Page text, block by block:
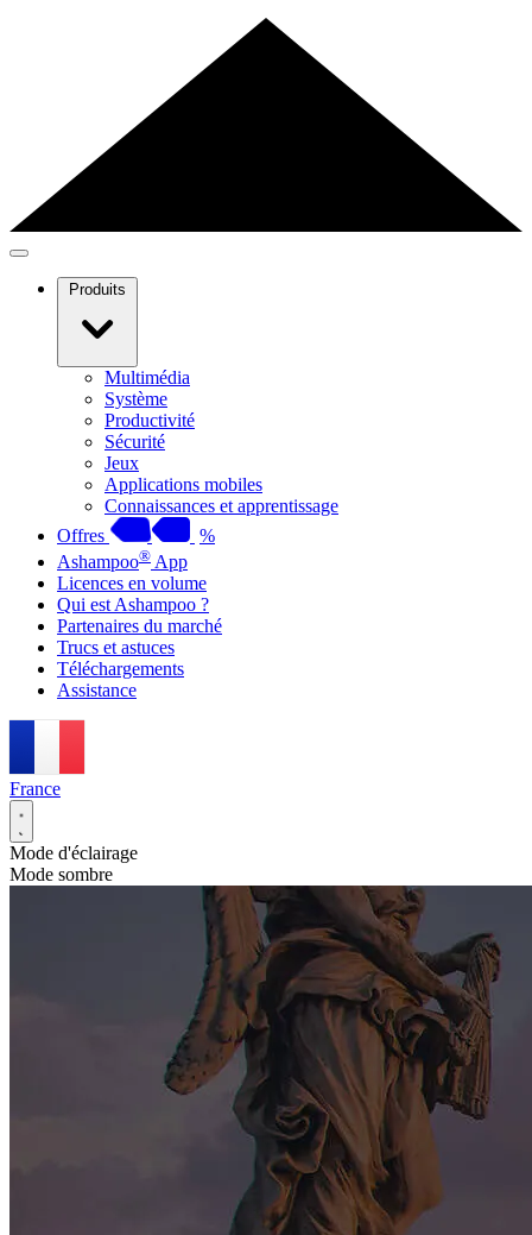
Produits
Multimédia
Système
Productivité
Sécurité
Jeux
Applications mobiles
Connaissances et apprentissage
Offres
%
Ashampoo® App
Licences en volume
Qui est Ashampoo ?
Partenaires du marché
Trucs et astuces
Téléchargements
Assistance
France
Mode d'éclairage
Mode sombre